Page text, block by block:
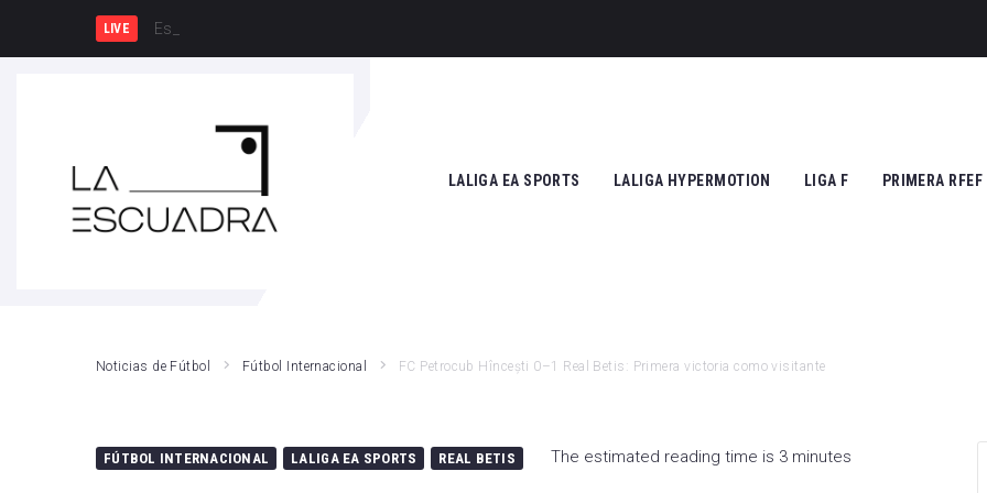
LIVE España y Francia, una rivali
LALIGA EA SPORTS
Rayo Vallecano
Girona FC
LALIGA HYPERMOTION
FC Andorra
Granada CF
LIGA F
SD Eibar
UD Granadilla
PRIMERA RFEF
Noticias de Fútbol Fútbol Internacional FC Petrocub Hîncești 0–1 Real Betis: Primera victoria como visitante
FÚTBOL INTERNACIONAL LALIGA EA SPORTS REAL BETIS The estimated reading time is 3 minutes
SEARCH THIS WEBSITE